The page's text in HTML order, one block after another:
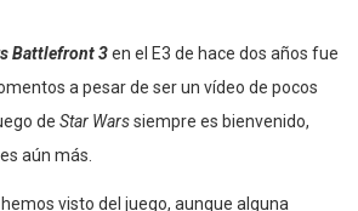
Battlefront 3en el E3 de hace dos años fue
a pesar de ser un vídeo de pocos
de Star Warssiempre es bienvenido,
aún más.
visto del juego, aunque alguna